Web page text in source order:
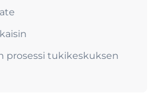
prosessi tukikeskuksen